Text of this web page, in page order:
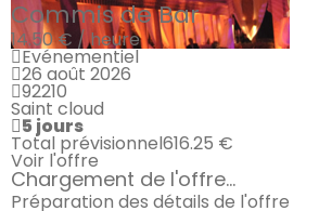
Commis de Bar
14.50 € / heure
Evénementiel
26 août 2026
92210
Saint cloud
5 jours
Total prévisionnel616.25 €
Voir l'offre
Chargement de l'offre...
Préparation des détails de l'offre